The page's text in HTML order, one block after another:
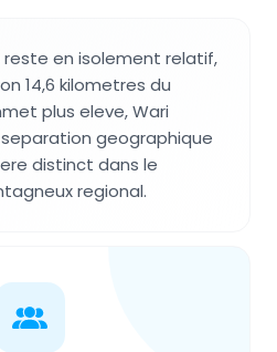
en isolement relatif,
14,6 kilometres du
plus eleve, Wari
geographique
distinct dans le
regional.